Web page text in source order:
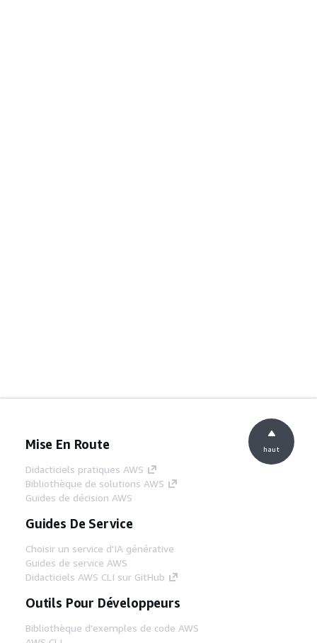
Mise En Route
Didacticiels pratiques AWS
Bibliothèque de solutions AWS
Guides de décision AWS
Guides De Service
Choisir un service d'IA générative
Guides de service AWS
Didacticiels AWS CLI sur GitHub
Outils Pour Développeurs
Bibliothèque d'exemples de code AWS
haut